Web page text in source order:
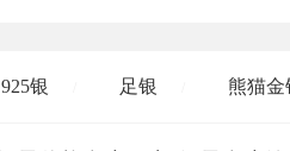
925银 足银 熊猫金